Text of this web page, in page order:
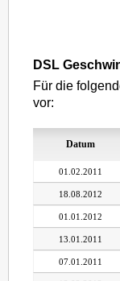
DSL
Für die
vor:
Datum
01.02.2011
18.08.2012
01.01.2012
13.01.2011
07.01.2011